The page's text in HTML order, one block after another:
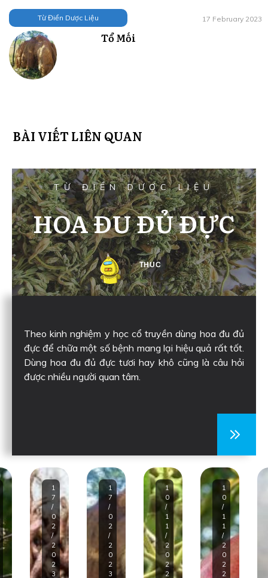
Từ Điển Dược Liệu 17 February 2023
Tổ Mối
BÀI VIẾT LIÊN QUAN
TỪ ĐIỂN DƯỢC LIỆU
HOA ĐU ĐỦ ĐỰC
THUC
Theo kinh nghiệm y học cổ truyền dùng hoa đu đủ
đực để chữa một số bệnh mang lại hiệu quả rất tốt.
Dùng hoa đu đủ đực tươi hay khô cũng là câu hỏi
được nhiều người quan tâm.
1
7
/
0
2
/
2
0
2
3
1
7
/
0
2
/
2
0
2
3
1
0
/
1
1
/
2
0
2
2
1
0
/
1
1
/
2
0
2
2